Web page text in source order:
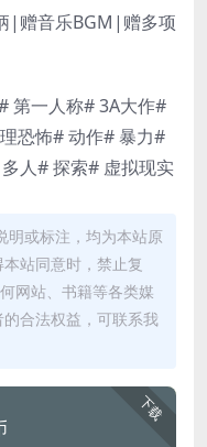
|赠音乐BGM|赠多项
第一人称# 3A大作#
恐怖# 动作# 暴力#
人# 探索# 虚拟现实
明或标注，均为本站原
站同意时，禁止复
网站、书籍等各类媒
合法权益，可联系我
下载